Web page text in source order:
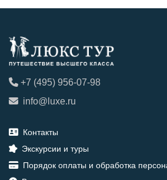
+7 (495) 956-07-98
info@luxe.ru
Контакты
Экскурсии и туры
Порядок оплаты и обработка